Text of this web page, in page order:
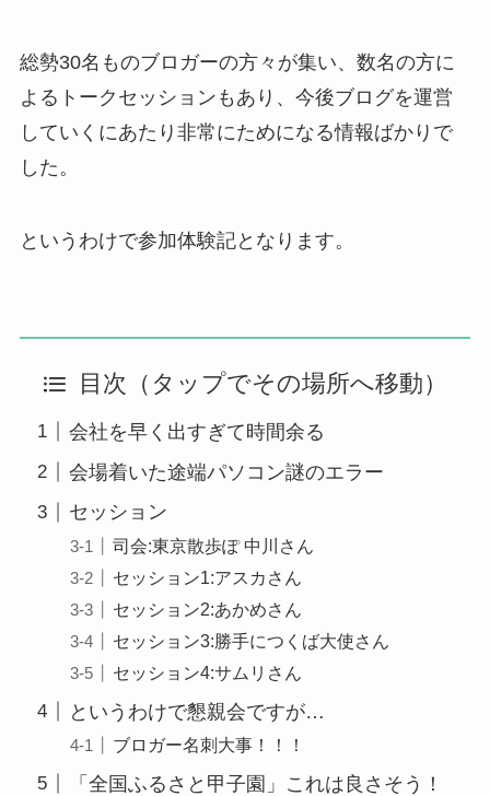
総勢30名ものブロガーの方々が集い、数名の方に
よるトークセッションもあり、今後ブログを運営
していくにあたり非常にためになる情報ばかりで
した。
というわけで参加体験記となります。
目次（タップでその場所へ移動）
会社を早く出すぎて時間余る
会場着いた途端パソコン謎のエラー
セッション
司会:東京散歩ぽ 中川さん
セッション1:アスカさん
セッション2:あかめさん
セッション3:勝手につくば大使さん
セッション4:サムリさん
というわけで懇親会ですが…
ブロガー名刺大事！！！
「全国ふるさと甲子園」これは良さそう！